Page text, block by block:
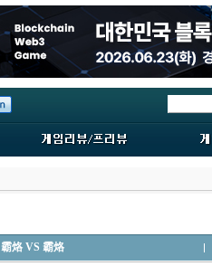
霸烙 VS 霸烙